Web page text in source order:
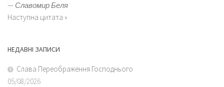
— Славомир Беля
Наступна цитата »
НЕДАВНІ ЗАПИСИ
Слава Переображення Господнього
05/08/2026